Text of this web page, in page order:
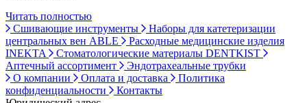
Читать полностью
Сшивающие инструменты
Наборы для катетеризации
центральных вен ABLE
Расходные медицинские изделия
INEKTA
Стоматологические материалы DENTKIST
Аптечный ассортимент
Эндотрахеальные трубки
О компании
Оплата и доставка
Политика
конфиденциальности
Контакты